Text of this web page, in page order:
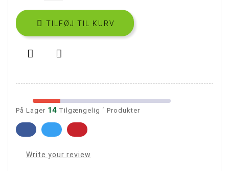
 TILFØJ TIL KURV
 
På Lager 14 Tilgængelig ´ Produkter
Write your review